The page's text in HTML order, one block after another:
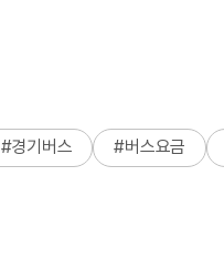
#경기버스 #버스요금